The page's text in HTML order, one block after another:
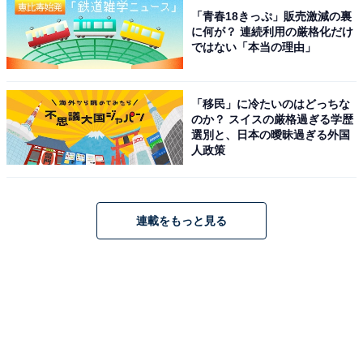
もそもソフト側にバグが発生しており、それらのバグが
改善されない限り状況が変わらないことも。何らかのタ
イミングで症状が発生した場合は、それ以前の古いバー
法も有効かもしれません。
しかし、設定変更を行っている最中に思いがけない問題
が発生することもあります。心配な人は、メーカーサポ
「青春18きっぷ」販売激減の裏
に何が？ 連続利用の厳格化だけ
ではない「本当の理由」
「移民」に冷たいのはどっちな
のか？ スイスの厳格過ぎる学歴
選別と、日本の曖昧過ぎる外国
人政策
連載をもっと見る